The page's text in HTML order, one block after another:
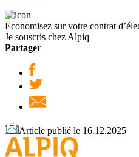
Economisez sur votre contrat
Je souscris chez Alpiq
Partager
Article publié le 16.12.2025